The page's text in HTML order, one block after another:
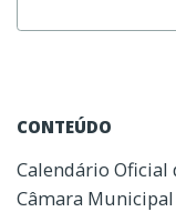
CONTEÚDO
Calendário Oficial
Câmara Municipal